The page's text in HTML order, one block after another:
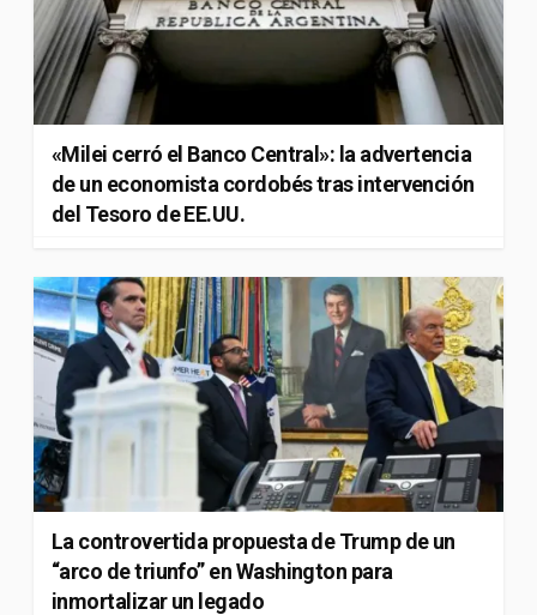
«Milei cerró el Banco Central»: la advertencia
de un economista cordobés tras intervención
del Tesoro de EE.UU.
La controvertida propuesta de Trump de un
“arco de triunfo” en Washington para
inmortalizar un legado